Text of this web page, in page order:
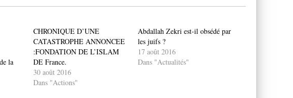
la
CHRONIQUE D’UNE
CATASTROPHE ANNONCEE
:FONDATION DE L’ISLAM
DE France.
30 août 2016
Dans "Actions"
Abdallah Zekri est-il obsédé par
les juifs ?
17 août 2016
Dans "Actualités"